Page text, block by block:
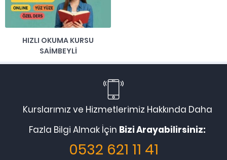
HIZLI OKUMA KURSU
SAIMBEYLI
Kurslarımız ve Hizmetlerimiz Hakkında Daha
Fazla Bilgi Almak İçin Bizi Arayabilirsiniz:
0532 621 11 41